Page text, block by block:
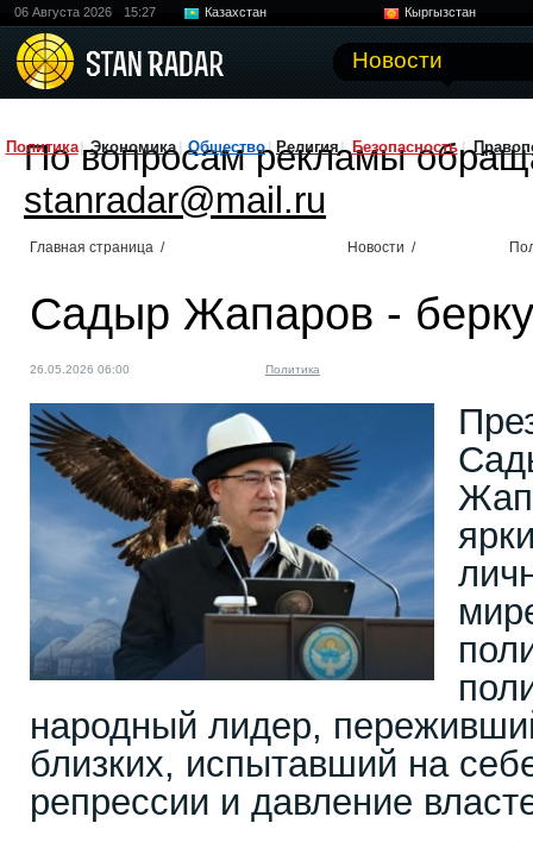
06 Августа 2026 15:27 Казахстан
Кыргызстан
Новости
Политика Экономика Общество Религия Безопасность
По вопросам рекламы
stanradar@mail.ru
Главная страница / Новости /
Садыр Жапаров -
26.05.2026 06:00 Политика
народный лидер,
близких, испытавший на
репрессии и давление